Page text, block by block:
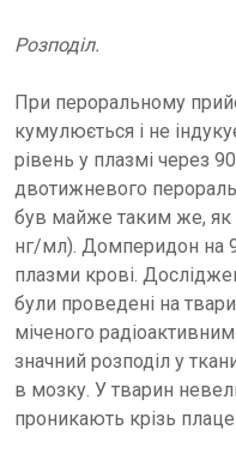
Розподіл.
При пероральному
кумулюється і не
рівень у плазмі через
двотижневого
був майже таким же, як
нг/мл). Домперидон на
плазми крові.
були проведені на
міченого
значний розподіл у
в мозку. У тварин
проникають крізь